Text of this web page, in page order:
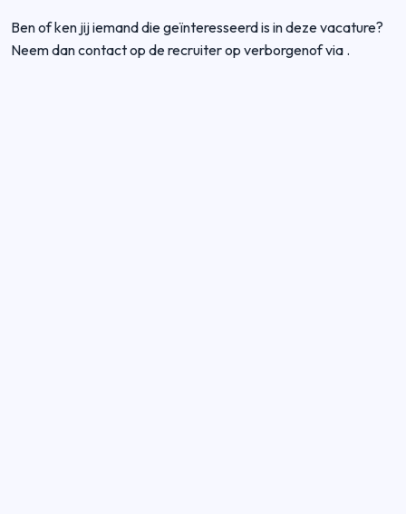
Ben of ken jij iemand die geïnteresseerd is in deze vacature?
Neem dan contact op de recruiter op verborgenof via .